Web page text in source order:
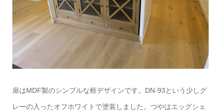
扉はMDF製のシンプルな框デザインです。DN-93という少しグ
レーの入ったオフホワイトで塗装しました。つやはエッグシェ